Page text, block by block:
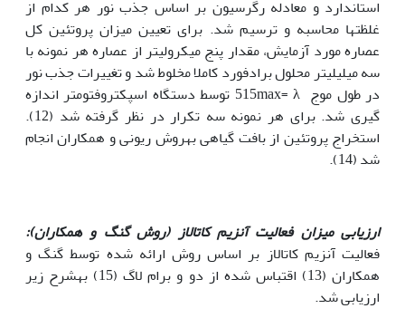
استاندارد و معادله رگرسیون بر اساس جذب نور هر کدام از
غلظت­ها محاسبه و ترسیم شد. برای تعیین میزان پروتئین کل
عصاره مورد آزمایش، مقدار پنج میکرولیتر از عصاره هر نمونه با
سه میلی­لیتر محلول برادفورد کاملا مخلوط شد و تغییرات جذب نور
در طول موج 515max= λ توسط دستگاه اسپکتروفتومتر اندازه
گیری شد. برای هر نمونه سه تکرار در نظر گرفته شد (12).
استخراج پروتئین از بافت گیاهی بهروش ریونی و همکاران انجام
شد (14).
ارزیابی میزان فعالیت آنزیم کاتالاز (روش گنگ و همکاران):
فعالیت آنزیم کاتالاز بر اساس روش ارائه شده توسط گنگ و
همکاران (13) اقتباس شده از دو و برام لاگ (15) بهشرح زیر
ارزیابی شد.